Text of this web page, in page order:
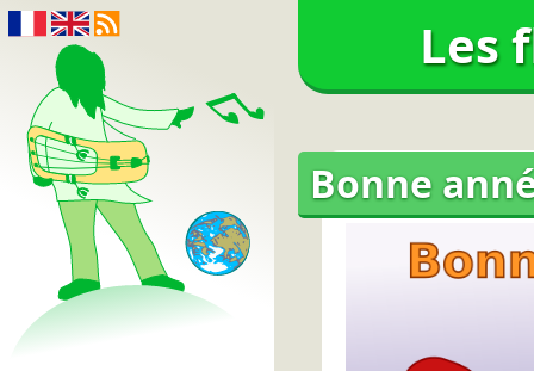
Les fleurs du normal
Les
Bonne